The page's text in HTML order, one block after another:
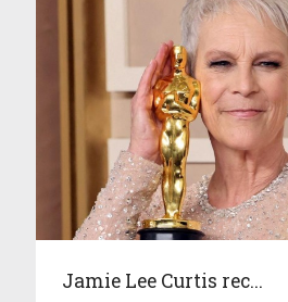
Jamie Lee Curtis rec...